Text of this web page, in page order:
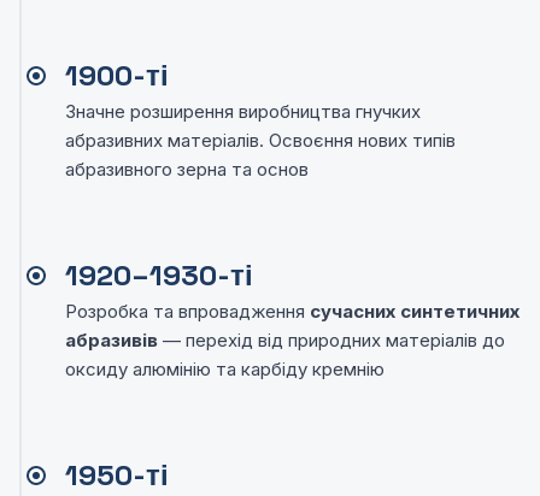
1900-ті
Значне розширення виробництва гнучких
абразивних матеріалів. Освоєння нових типів
абразивного зерна та основ
1920–1930-ті
Розробка та впровадження сучасних синтетичних
абразивів — перехід від природних матеріалів до
оксиду алюмінію та карбіду кремнію
1950-ті